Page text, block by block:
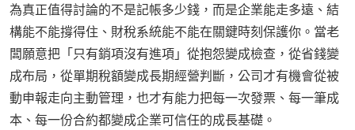
為真正值得討論的不是記帳多少錢，而是企業能走多遠、結
構能不能撐得住、財稅系統能不能在關鍵時刻保護你。當老
闆願意把「只有銷項沒有進項」從抱怨變成檢查，從省錢變
成布局，從單期稅額變成長期經營判斷，公司才有機會從被
動申報走向主動管理，也才有能力把每一次發票、每一筆成
本、每一份合約都變成企業可信任的成長基礎。